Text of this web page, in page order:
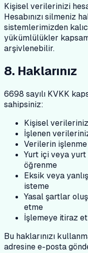
Kişisel verilerinizi
Hesabınızı silmeniz
sistemlerimizden
yükümlülükler
arşivlenebilir.
8. Haklarınız
6698 sayılı KVKK
sahipsiniz:
Kişisel
İşlenen
Verilerin işlenme
Yurt içi veya yurt
öğrenme
Eksik veya
isteme
Yasal şartlar
etme
İşlemeye itiraz
Bu haklarınızı
adresine e-posta